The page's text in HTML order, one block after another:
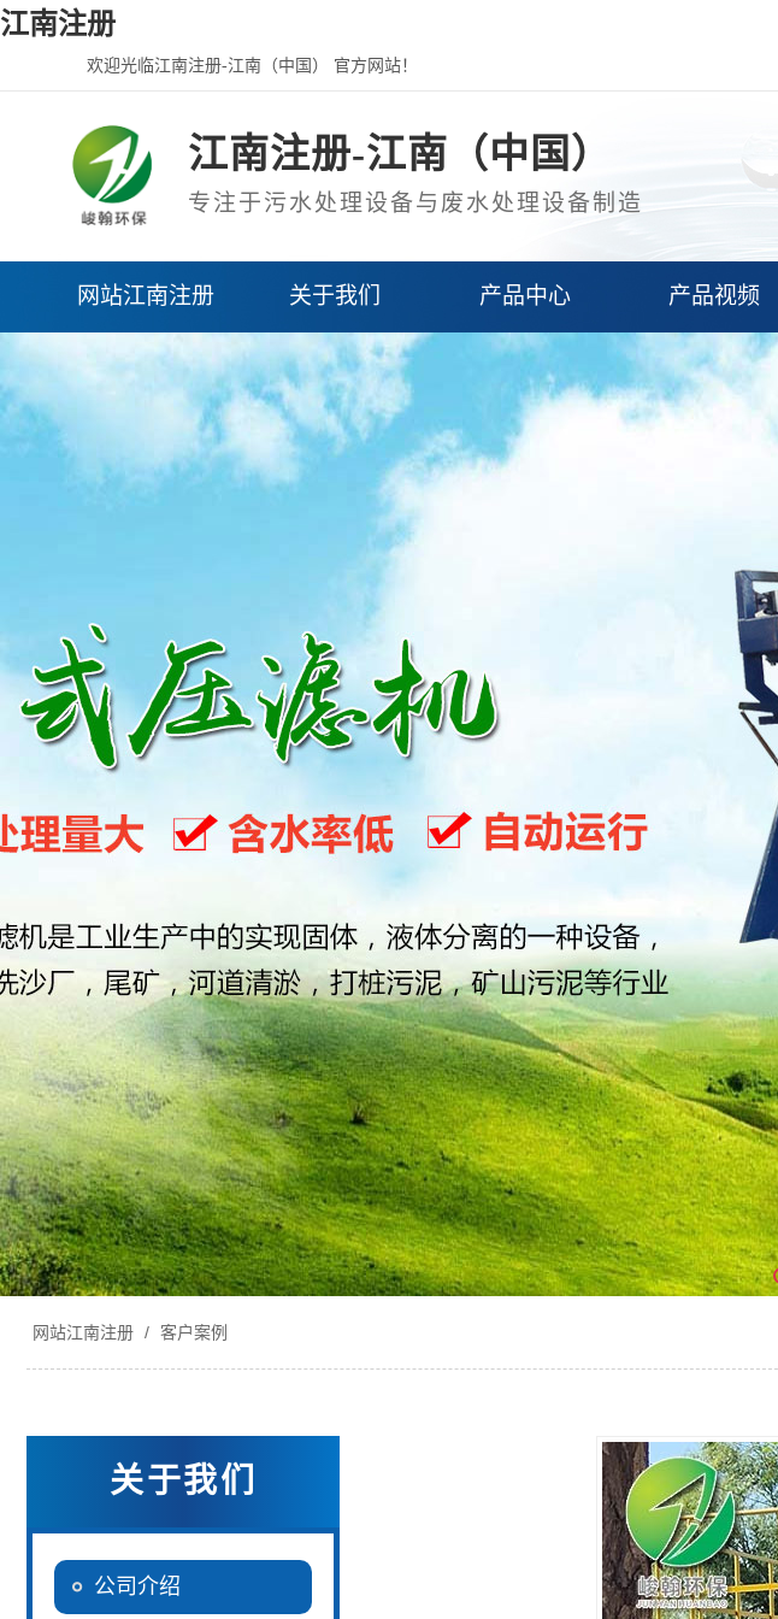
江南注册
欢迎光临江南注册-江南（中国） 官方网站！
江南注册-江南（中国）
专注于污水处理设备与废水处理设备制造
网站江南注册 关于我们 产品中心 产品视频
网站江南注册 / 客户案例
关于我们
公司介绍